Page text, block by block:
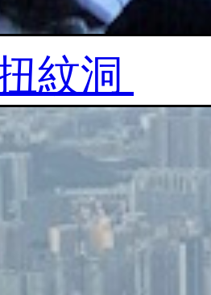
紋洞